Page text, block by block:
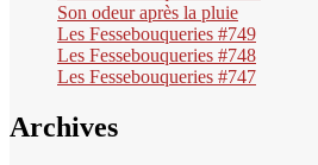
Son odeur après la pluie
Les Fessebouqueries #749
Les Fessebouqueries #748
Les Fessebouqueries #747
Archives